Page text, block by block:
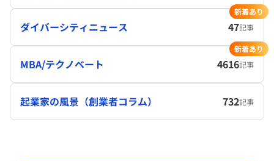
ダイバーシティニュース 47記事
新着あり
MBA/テクノベート 4616記事
新着あり
起業家の風景（創業者コラム） 732記事